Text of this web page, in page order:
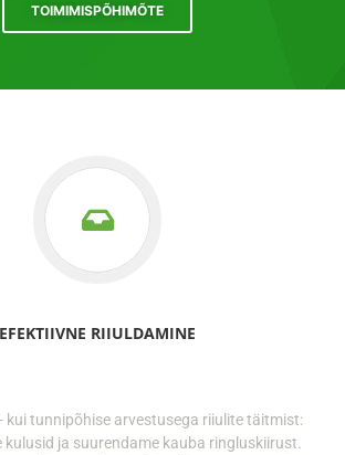
TOIMIMISPÕHIMÕTE
EFEKTIIVNE RIIULDAMINE
kui tunnipõhise arvestusega riiulite täitmist:
kulusid ja suurendame kauba ringluskiirust.